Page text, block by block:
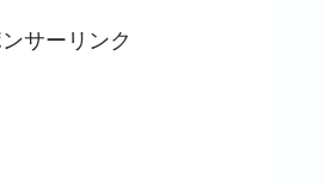
サーリンク